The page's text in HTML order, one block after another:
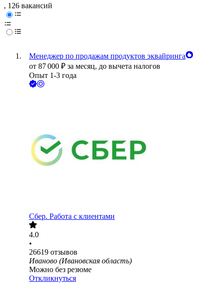
, 126 вакансий
Менеджер по продажам продуктов эквайринга
от 87 000 ₽ за месяц, до вычета налогов
Опыт 1-3 года
Сбер. Работа с клиентами
4.0
•
26619 отзывов
Иваново (Ивановская область)
Можно без резюме
Откликнуться